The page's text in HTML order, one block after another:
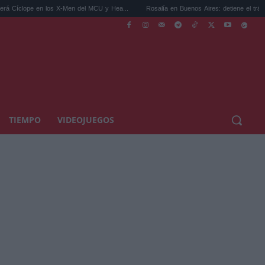
X-Men del MCU y Hea... Rosalía en Buenos Aires: detiene el tráfico y se s...
TIEMPO VIDEOJUEGOS